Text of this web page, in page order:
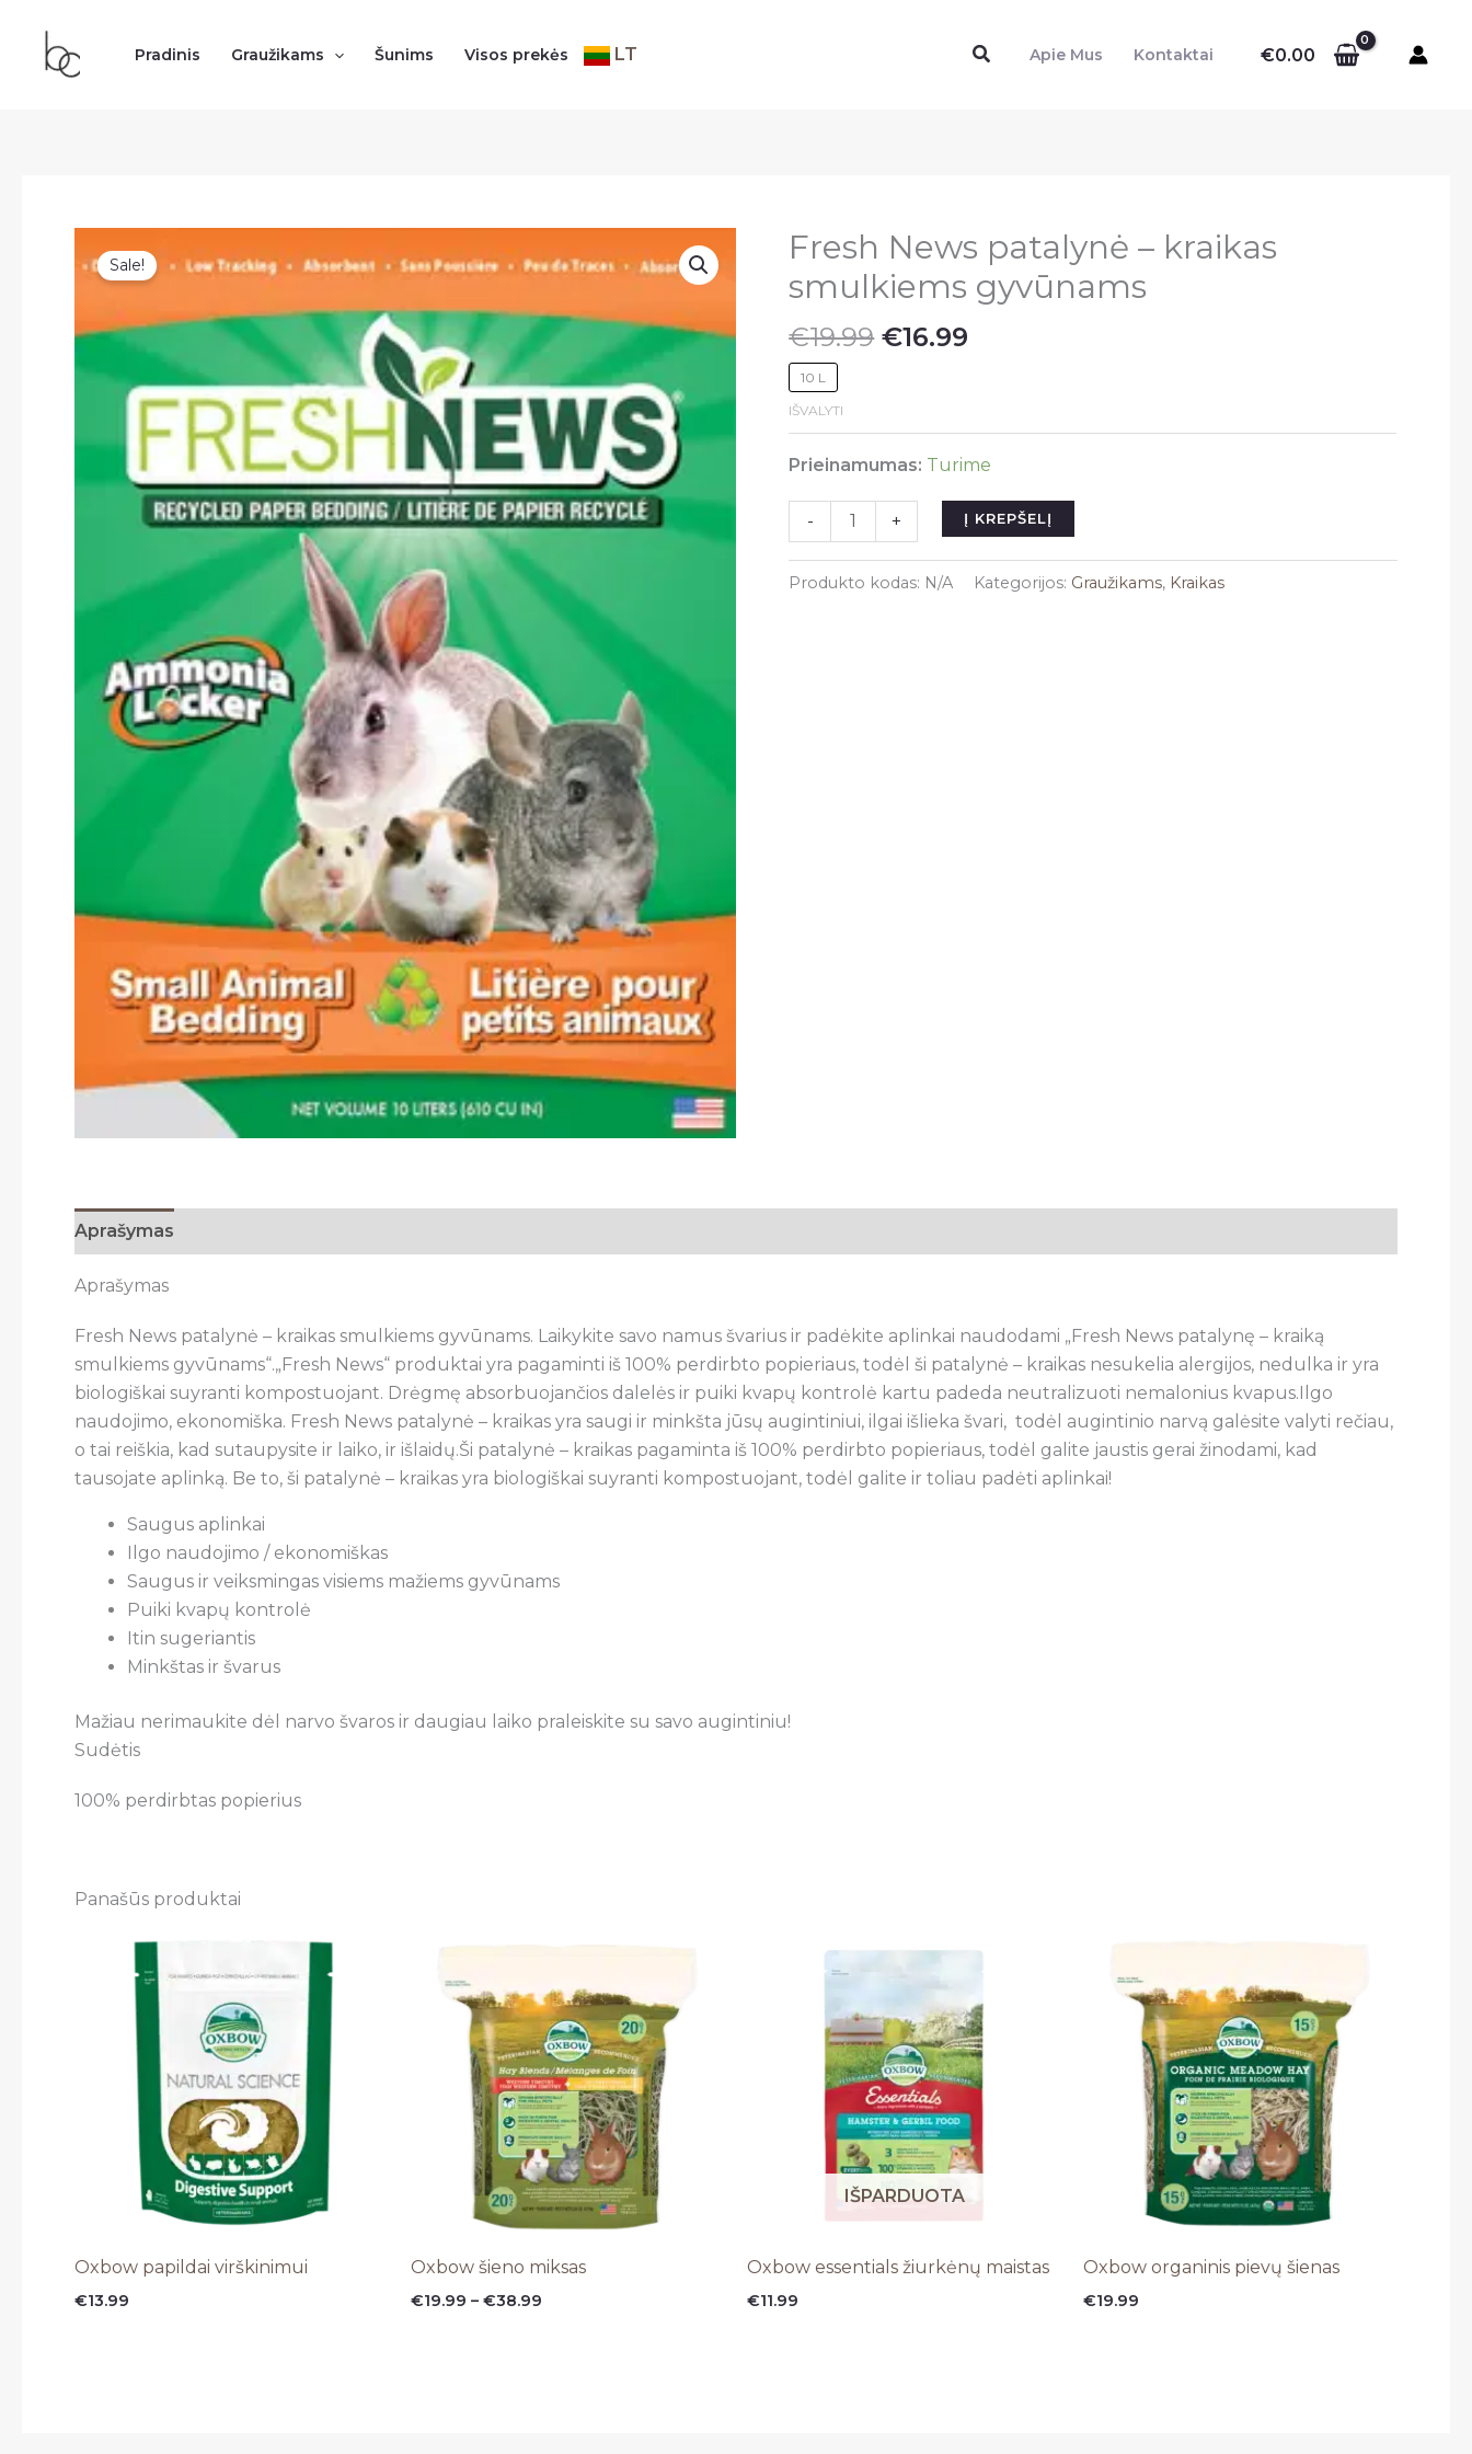
turinio
Pradinis Graužikams Šunims Visos prekės LT PaieškaApie Mus Kontaktai €0.00
Sale!
Fresh News patalynė – kraikas
smulkiems gyvūnams
€19.99 Original
€16.99
10 L
IŠVALYTI
Prieinamumas: Turime
-
produkto
kiekis:
+ Į KREPŠELĮ
Produkto kodas: N/A Kategorijos: Graužikams, Kraikas
Aprašymas
Aprašymas
Fresh News patalynė – kraikas smulkiems gyvūnams. Laikykite savo namus švarius ir padėkite aplinkai naudodami „Fresh News patalynę – kraiką
smulkiems gyvūnams“.„Fresh News“ produktai yra pagaminti iš 100% perdirbto popieriaus, todėl ši patalynė – kraikas nesukelia alergijos, nedulka ir yra
biologiškai suyranti kompostuojant. Drėgmę absorbuojančios dalelės ir puiki kvapų kontrolė kartu padeda neutralizuoti nemalonius kvapus.Ilgo
naudojimo, ekonomiška. Fresh News patalynė – kraikas yra saugi ir minkšta jūsų augintiniui, ilgai išlieka švari, todėl augintinio narvą galėsite valyti rečiau,
o tai reiškia, kad sutaupysite ir laiko, ir išlaidų.Ši patalynė – kraikas pagaminta iš 100% perdirbto popieriaus, todėl galite jaustis gerai žinodami, kad
tausojate aplinką. Be to, ši patalynė – kraikas yra biologiškai suyranti kompostuojant, todėl galite ir toliau padėti aplinkai!
Saugus aplinkai
Ilgo naudojimo / ekonomiškas
Saugus ir veiksmingas visiems mažiems gyvūnams
Puiki kvapų kontrolė
Itin sugeriantis
Minkštas ir švarus
Mažiau nerimaukite dėl narvo švaros ir daugiau laiko praleiskite su savo augintiniu!
Sudėtis
100% perdirbtas popierius
Panašūs produktai
Oxbow papildai virškinimui
€13.99
Oxbow šieno miksas
€19.99 – €38.99
IŠPARDUOTA
Oxbow essentials žiurkėnų maistas
€11.99
Oxbow organinis pievų šienas
€19.99